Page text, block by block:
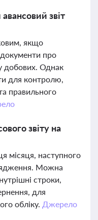
звіт
якщо
документи про
добових. Однак
для контролю,
правильного
звіту на
місяця, наступного
Можна
строки,
для
обліку. Джерело